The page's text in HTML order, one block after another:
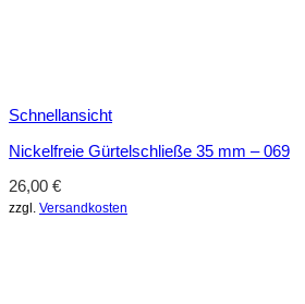
Schnellansicht
Nickelfreie Gürtelschließe 35 mm – 069
26,00 €
zzgl. Versandkosten